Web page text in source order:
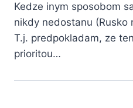
Kedze inym sposobom
nikdy nedostanu (Rusko
T.j. predpokladam, ze
prioritou…